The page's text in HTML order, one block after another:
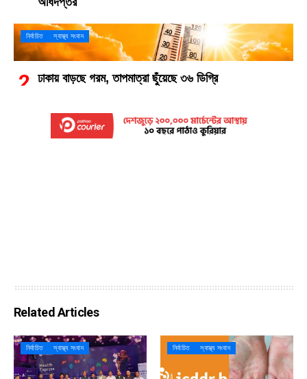
নির্বাচিত স্বাস্থ্য সংবাদ
ঢাকায় বাড়ছে গরম, তাপমাত্রা ছুঁয়েছে ৩৬ ডিগ্রি
Related Articles
নির্বাচিত স্বাস্থ্য সংবাদ নির্বাচিত স্বাস্থ্য সংবাদ